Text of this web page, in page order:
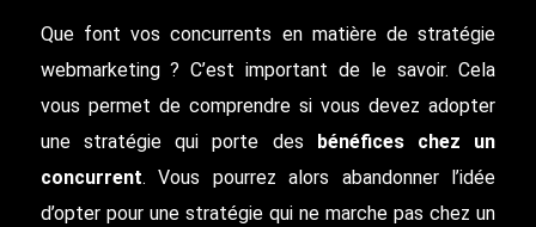
Que font vos concurrents en matière de stratégie
webmarketing ? C’est important de le savoir. Cela
vous permet de comprendre si vous devez adopter
une stratégie qui porte des
bénéfices chez un
concurrent. Vous pourrez alors abandonner l’idée
d’opter pour une stratégie qui ne marche pas chez un